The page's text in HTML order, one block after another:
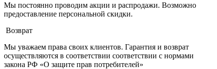
Мы постоянно проводим акции и распродажи. Возможно
предоставление персональной скидки.
Возврат
Мы уважаем права своих клиентов. Гарантия и возврат
осуществляются в соответствии соответствии с нормами
закона РФ «О защите прав потребителей»